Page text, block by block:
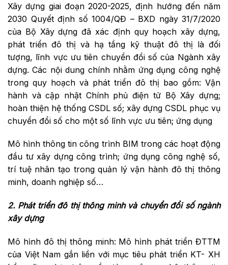
Xây dựng giai đoạn 2020-2025, định hướng đến năm
2030 Quyết định số 1004/QĐ – BXD ngày 31/7/2020
của Bộ Xây dựng đã xác định quy hoạch xây dựng,
phát triển đô thị và hạ tầng kỹ thuật đô thị là đối
tượng, lĩnh vực ưu tiên chuyển đổi số của Ngành xây
dựng. Các nội dung chính nhằm ứng dụng công nghệ
trong quy hoạch và phát triển đô thị bao gồm: Vận
hành và cập nhật Chính phủ điện tử Bộ Xây dựng;
hoàn thiện hệ thống CSDL số; xây dựng CSDL phục vụ
chuyển đổi số cho một số lĩnh vực ưu tiên; ứng dụng
Mô hình thông tin công trình BIM trong các hoạt động
đầu tư xây dựng công trình; ứng dụng công nghệ số,
trí tuệ nhân tạo trong quản lý vận hành đô thị thông
minh, doanh nghiệp số…
2. Phát triển đô thị thông minh và chuyển đổi số ngành
xây dựng
Mô hình đô thị thông minh: Mô hình phát triển ĐTTM
của Việt Nam gắn liền với mục tiêu phát triển KT- XH